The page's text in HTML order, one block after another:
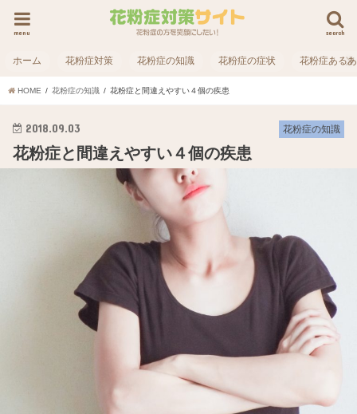
search
menu
ホーム 花粉症対策 花粉症の知識 花粉症の症状 花粉症ある
HOME 花粉症の知識 花粉症と間違えやすい４個の疾患
花粉症の知識
2018.09.03
花粉症と間違えやすい４個の疾患